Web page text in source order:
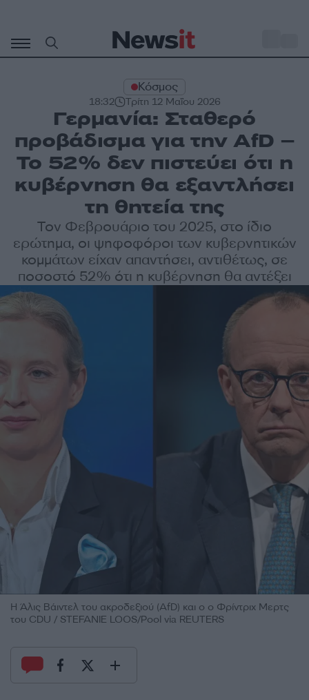
περιεχόμενο
Κόσμος
18:32 Τρίτη 12 Μαΐου 2026
Γερμανία: Σταθερό
προβάδισμα για την AfD –
Το 52% δεν πιστεύει ότι η
κυβέρνηση θα εξαντλήσει
τη θητεία της
Τον Φεβρουάριο του 2025, στο ίδιο
ερώτημα, οι ψηφοφόροι των κυβερνητικών
κομμάτων είχαν απαντήσει, αντιθέτως, σε
ποσοστό 52% ότι η κυβέρνηση θα αντέξει
Η Άλις Βάιντελ του ακροδεξιού (AfD) και ο ο Φρίντριχ Μερτς
του CDU / STEFANIE LOOS/Pool via REUTERS